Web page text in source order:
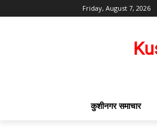
Friday, August 7, 2026
कुशीनगर समाचार